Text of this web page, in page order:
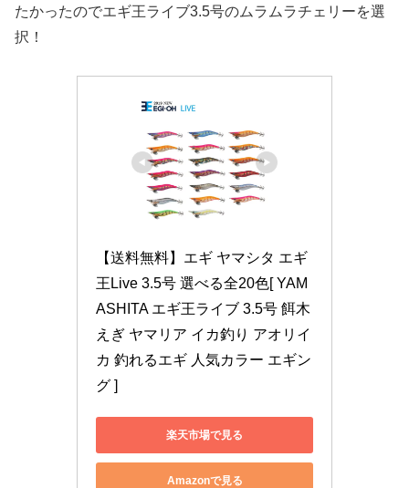
たかったのでエギ王ライブ3.5号のムラムラチェリーを選
択！
【送料無料】エギ ヤマシタ エギ
王Live 3.5号 選べる全20色[ YAM
ASHITA エギ王ライブ 3.5号 餌木
えぎ ヤマリア イカ釣り アオリイ
カ 釣れるエギ 人気カラー エギン
グ ]
楽天市場で見る
Amazonで見る